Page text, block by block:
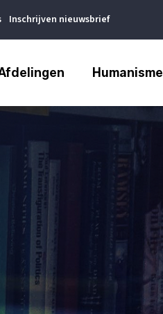
Inschrijven nieuwsbrief
Humanisme